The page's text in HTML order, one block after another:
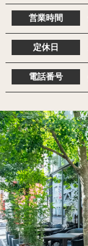
営業時間
定休日
電話番号